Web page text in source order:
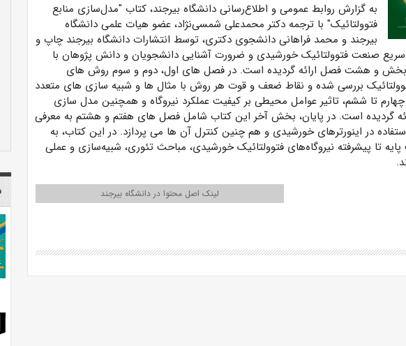
به گزارش روابط عمومی و اطلاع‌رسانی دانشگاه بیرجند، کتاب "مدل‌سازی منابع
فتوولتائیک" با ترجمه دکتر محمدعلی شمسی‌نژاد، عضو هیات علمی دانشگاه
بیرجند و محمد فراهانی دانشجوی دکتری، توسط انتشارات دانشگاه بیرجند چاپ و
صنعت فتوولتائیک خورشیدی و ضرورت آشنایی دانشجویان و دانش پژوهان با
بخش و هشت فصل ارائه گردیده است. در فصل های اول، دوم و سوم روش های
بررسی شده و نقاط ضعف و قوت هر روش با مثال ها و شبیه سازی های متعدد
تا ششم، تاثیر عوامل محیطی بر کیفیت عملکرد نیروگاه و همچنین مدل سازی
گردیده است. در پایان، بخش آخر این کتاب شامل فصل های هفتم و هشتم به معرفی
در اینورترهای خورشیدی و هم چنین کنترل آن ها می پردازد. در این کتاب، به
پایه تا پیشرفته نیروگاه‌های فتوولتائیک خورشیدی، مباحث تئوری، شبیه‌سازی و عملی
لینک اصل محتوا در دانشگاه بیرجند